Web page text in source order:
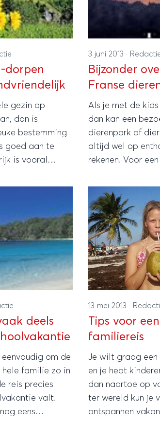
dorpen
gezin op
dan is
bestemming
goed aan te
is vooral
maar ook
3 juni 2013 ·
Bijzonder
Franse
Als je met de
dan kan een
dierenpark of
altijd wel op
rekenen. Voor
hoef je dan ook
naar een verre
reizen, want in
bijvoorbeeld al op
bijzondere plek
Editor
deels
om de
familie zo in
reis precies
valt.
eens
13 mei 2013 ·
Tips voor
familiereis
Je wilt graag een
en je hebt
dan naartoe op
ter wereld kun je
ontspannen